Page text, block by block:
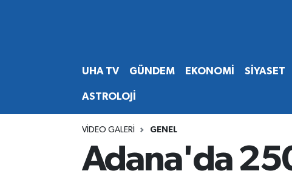
UHA TV GÜNDEM EKONOMİ SİYASET
ASTROLOJİ
VIDEO GALERI GENEL
Adana'da
Hava Durumu
Süper Lig Puan Durumu ve Fikstür